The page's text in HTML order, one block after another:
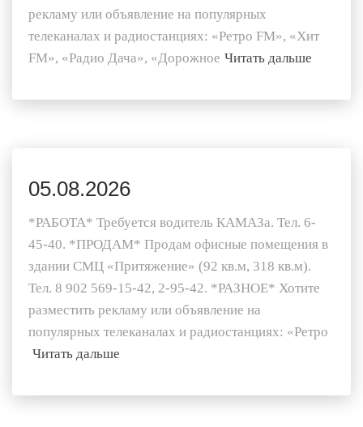
рекламу или объявление на популярных
телеканалах и радиостанциях: «Ретро FM», «Хит
FM», «Радио Дача», «Дорожное Читать дальше
05.08.2026
*РАБОТА* Требуется водитель КАМАЗа. Тел. 6-
45-40. *ПРОДАМ* Продам офисные помещения в
здании СМЦ «Притяжение» (92 кв.м, 318 кв.м).
Тел. 8 902 569-15-42, 2-95-42. *РАЗНОЕ* Хотите
разместить рекламу или объявление на
популярных телеканалах и радиостанциях: «Ретро
Читать дальше